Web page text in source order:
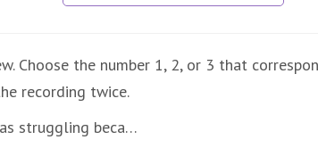
Choose the number 1, 2, or 3 that
recording twice.
struggling beca…